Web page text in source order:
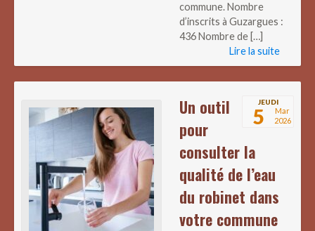
commune. Nombre
d’inscrits à Guzargues :
436 Nombre de […]
Lire la suite
JEUDI
5
Mar
2026
Un outil
pour
consulter la
qualité de l’eau
du robinet dans
votre commune